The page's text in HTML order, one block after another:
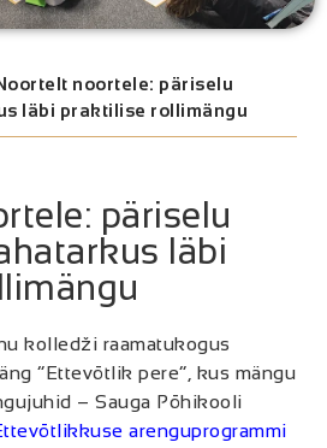
noortele: päriselu
läbi praktilise rollimängu
päriselu
läbi
kolledži raamatukogus
“Ettevõtlik pere”, kus mängu
– Sauga Põhikooli
arenguprogrammi